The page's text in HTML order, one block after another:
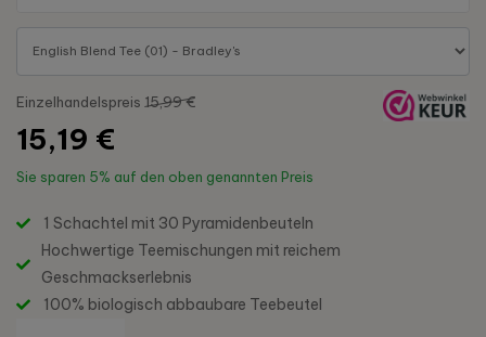
1 Schachtel mit 30 Pyramidenbeuteln
Hochwertige Teemischungen mit reichem
Geschmackserlebnis
100% biologisch abbaubare Teebeutel
Einzelhandelspreis 15,99 €
15,19 €
Sie sparen 5% auf den oben genannten Preis